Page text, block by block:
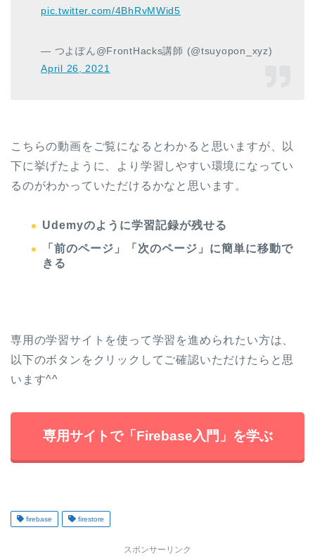
pic.twitter.com/4BhRvMWid5
— つよぽん@FrontHacks講師 (@tsuyopon_xyz)
April 26, 2021
こちらの動画をご覧になるとわかると思いますが、以
下に挙げたように、より学習しやすい環境になってい
るのがわかっていただけるかなと思います。
Udemyのように学習記録が残せる
「前のページ」「次のページ」に簡単に移動で
きる
専用の学習サイトを使って学習を進められたい方は、
以下のボタンをクリックしてご確認いただけたらと思
います^^
専用サイトで「Firebase入門」を学ぶ
firebase firestore
スポンサーリンク